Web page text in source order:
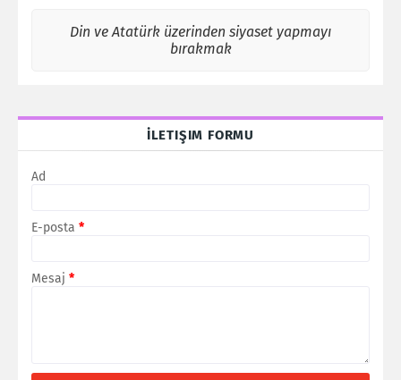
Din ve Atatürk üzerinden siyaset yapmayı
bırakmak
İLETIŞIM FORMU
Ad
E-posta *
Mesaj *